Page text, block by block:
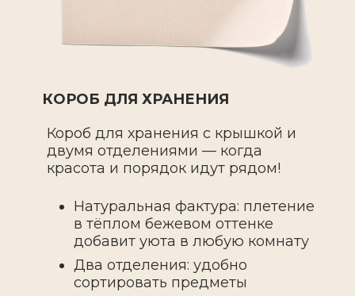
КОРОБ ДЛЯ ХРАНЕНИЯ
Короб для хранения с крышкой и
двумя отделениями — когда
красота и порядок идут рядом!
Два отделения: удобно
сортировать предметы
Натуральная фактура: плетение
в тёплом бежевом оттенке
добавит уюта в любую комнату